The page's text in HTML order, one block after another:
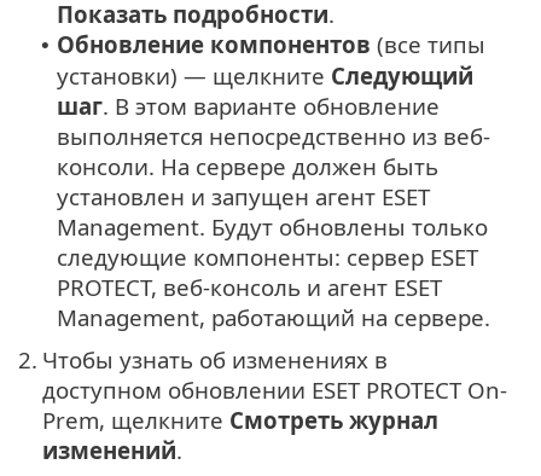
Показать подробности.
• Обновление компонентов (все типы
установки) — щелкните Следующий
шаг. В этом варианте обновление
выполняется непосредственно из веб-
консоли. На сервере должен быть
установлен и запущен агент ESET
Management. Будут обновлены только
следующие компоненты: сервер ESET
PROTECT, веб-консоль и агент ESET
Management, работающий на сервере.
2. Чтобы узнать об изменениях в
доступном обновлении ESET PROTECT On-
Prem, щелкните Смотреть журнал
изменений.